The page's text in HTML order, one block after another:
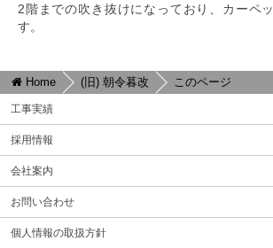
2階までの吹き抜けになっており、カーペ
す。
Home (旧) 朝令暮改 このページ
工事実績
採用情報
会社案内
お問い合わせ
個人情報の取扱方針